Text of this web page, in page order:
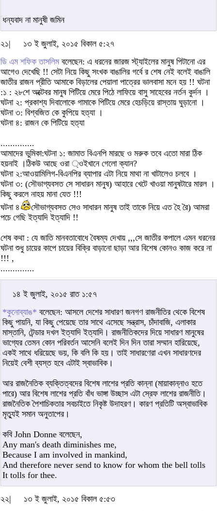
ধন্যবাদ না মানুষী জমিন
২১|
১৩ ই জুলাই, ২০১৫ বিকাল ৫:২৭
ডি এম শফিক তাসলিমবলেছেন: এ ধরনের জারজ স্ট্যাইলের মানুষ পিটানো এর
আগেও দেখেছি !! সেটা নিয়ে কিছু সংখক বাঙালির গর্বে র শেষ নেই বলেই বাঙালি
জাতীর রাজন প্রীতি আমাকে বিড়ালের পেয়ালা পাত্রের ভালবাসা মনে হয় !! ঘটনা
:১ : ২৮শে অক্টেবর মানুষ পিটিয়ে মেরে পিঠে লাফিয়ে বাসু সাহেবের নর্তন কুর্দন ।
ঘটনা ২: প্রকাশ্য দিবালোকে গামাকে পিটিয়ে মেরে হেচড়িয়ে রাস্তায় ঘুড়ানো ।
ঘটনা ৩: বিশ্বজিত কে কুপিয়ে হত্যা ।
ঘটনা ৪: রাজন কে পিটিয়ে হত্যা
..............
আমাদের ভুমিকা:ঘটনা ১: জামাত বিএনপি মারছে ও মরুক তবে এতো মারা ঠিক
হয়নাই ।ঠিকউ আছে ওরা ্ওইখানে গেলো ক্যান?
ঘটনা ২:আওয়ামিলিগ-বিএনপির ব্যাপার এটা নিয়ে মাথা না খাটালেও চলবে ।
ঘটনা ৩: (সৌভাগ্যবসত সে সাধারন মানুষ) আহারে খেটে খাওয়া মানুষটারে মারল ।
কিছু করলে নাহয় মানা যেত !!!
ঘটনা ৪
সৌভাগ্যবসত সেও সাধারন মানুষ তাই তাকে নিয়ে এত হৈ রৈ) আমরা
পচে গেছি ইত্যাদি ইত্যাদি !!
শেষ কথা : যে জাতি মানবতাবোধে বৈষম্য দেখায় ,,,সে জাতীর কপালে এমন ধরনের
ঘটনা শুধু চায়ের কাপে চায়ের বিক্রি বাড়ানো ছাড়া আর বিশেষ কোনও কাজ করে না
!!! ,
..............
১৪ ই জুলাই, ২০১৫ রাত ১:৫৭
*কুনোব্যাঙ* বলেছেন: আসলে দেশের সাধারণ জনগণ রাজনীতির থেকে বিশেষ
কিছু পায়নি, যা কিছু পেয়েছে তার সাথে এসেছে সন্ত্রাস, চাঁদাবাজি, এলাকার
মাস্তানি, টেন্ডার দখল ইত্যাদি ইত্যাদি। রাজনীতিকদের দিয়ে সাধারণ মানুষের
ভাগ্যের তেমন কোন পরিবর্তন আসেনি বলেই দিন দিন তারা সম্মান হারিয়েছে,
একই সাথে ধরিয়েছে ভয়, কি বলি কি হয়। তাই সাধারণেরা এখন সাধারণদের
নিয়েই বেশী ব্যস্ত হবে এটাই স্বাভাবিক।
আর রাজনৈতিক ব্যক্তিত্বদের বিশেষ লাশের প্রতি কান্না (মায়াকান্নাও হতে
পারে) আর বিশেষ লাশের প্রতি বাঁধ ভাঙ্গা উচ্ছাস এটা স্রেফ লাশের রাজনীতি।
রাজনৈতিক পৈশাচিকতার সবচাইতে নিকৃষ্ট উদাহরণ। কারণ প্রতিটি অস্বাভাবিক
মৃত্যুই সমান অনুতাপের।
কবি John Donne বলেছেন,
Any man's death diminishes me,
Because I am involved in mankind,
And therefore never send to know for whom the bell tolls
It tolls for thee.
২২|
১৩ ই জুলাই, ২০১৫ বিকাল ৫:৫৩